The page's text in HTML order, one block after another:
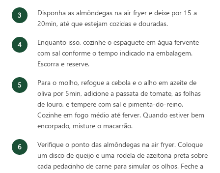
Disponha as almôndegas na air fryer e deixe por 15 a
20min, até que estejam cozidas e douradas.
Enquanto isso, cozinhe o espaguete em água fervente
com sal conforme o tempo indicado na embalagem.
Escorra e reserve.
Para o molho, refogue a cebola e o alho em azeite de
oliva por 5min, adicione a passata de tomate, as folhas
de louro, e tempere com sal e pimenta-do-reino.
Cozinhe em fogo médio até ferver. Quando estiver bem
encorpado, misture o macarrão.
Verifique o ponto das almôndegas na air fryer. Coloque
um disco de queijo e uma rodela de azeitona preta sobre
cada pedacinho de carne para simular os olhos. Feche a